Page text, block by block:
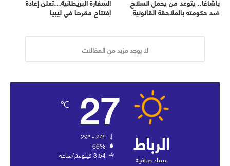
ضد حكومته بالملاحقة القانونية إفتتاح مقرها في ليبيا
لا يوجد مزيد من المقالات
الرباط
سماء صافية
27
℃
66%
3.54 كيلومتر/ساعة